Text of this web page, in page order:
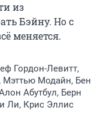
из
Бэйну. Но с
меняется.
Гордон-Левитт,
Модайн, Бен
Абутбул, Берн
Ли, Крис Эллис